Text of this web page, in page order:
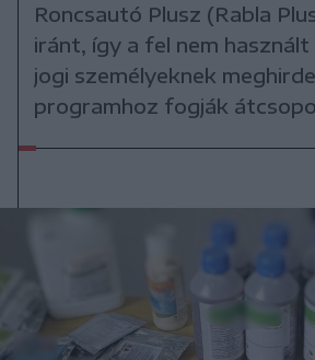
Roncsautó Plusz (Rabla
iránt, így a fel nem
jogi személyeknek
programhoz fogják